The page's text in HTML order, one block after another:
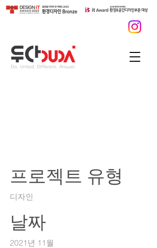
프로젝트 유형
디자인
날짜
2021년 11월